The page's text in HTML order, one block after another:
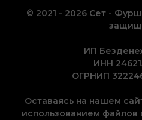
© 2021 - 2026 Сет -
ИП
ИНН
ОГРНИП
Оставаясь на нашем
использованием